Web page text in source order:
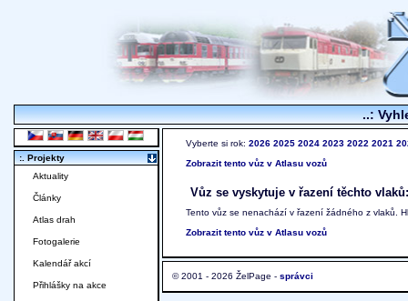
..:
Vyberte si rok: 2026 2025 2024 2023 2022 2021
Zobrazit tento vůz v Atlasu vozů
Vůz se vyskytuje v řazení těchto vlaků:
Tento vůz se nenachází v řazení žádného z vlaků.
Zobrazit tento vůz v Atlasu vozů
© 2001 - 2026 ŽelPage - správci
:. Projekty
Aktuality
Články
Atlas drah
Fotogalerie
Kalendář akcí
Přihlášky na akce